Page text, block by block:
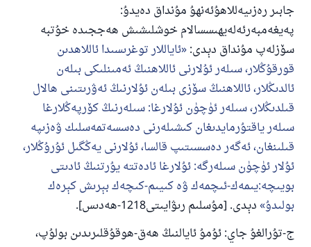
جابىر رەزىيەللاھۇئەنھۇ مۇنداق دەيدۇ:
پەيغەمبەرئەلەيھىسسالام خوشلىشىش ھەججىدە خۇتبە
سۆزلەپ مۇنداق دېدى: ئاياللار توغرىسىدا ئاللاھدىن
قورقۇڭلار، سىلەر ئۇلارنى ئاللاھنىڭ ئەمىنلىكى بىلەن
ئالدىڭلار، ئاللاھنىڭ سۆزى بىلەن ئۇلارنىڭ ئەۋرىتىنى ھالال
قىلدىڭلار، سىلەر ئۈچۈن ئۇلارغا: سىلەرنىڭ كۆرپەڭلارغا
سىلەر ياقتۇرمايدىغان كىشىلەرنى دەسسەتمەسلىك ۋەزىپە
قىلىنغان، ئەگەر دەسسىتىپ قالسا، ئۇلارنى يەڭگىل ئۇرۇڭلار،
ئۇلار ئۈچۈن سىلەرگە: ئۇلارغا ئادەتتە يۇرتنىڭ ئادىتى
بويىچە:يىمەك-ئىچمەك ۋە كىيىم-كىچەك بېرىش كېرەك
بولىدۇ دېدى. [مۇسلىم رىۋايىتى1218-ھەدىس].
ج-تۇرالغۇ جاي: ئۇمۇ ئايالنىڭ ھەق-ھوقۇقلىرىدىن بولۇپ،